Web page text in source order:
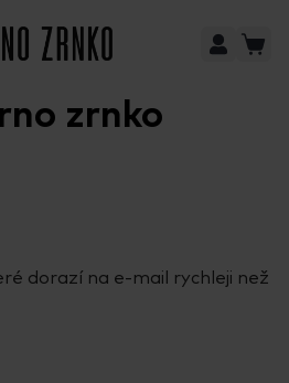
zrnko
dorazí na e-mail rychleji než